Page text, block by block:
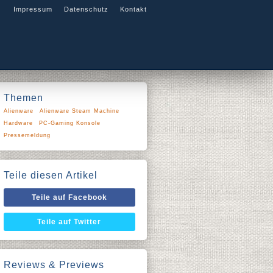
Impressum Datenschutz Kontakt
Themen
Alienware
Alienware Steam Machine
Hardware
PC-Gaming Konsole
Pressemeldung
Teile diesen Artikel
Teile auf Facebook
Teile auf Twitter
Reviews & Previews